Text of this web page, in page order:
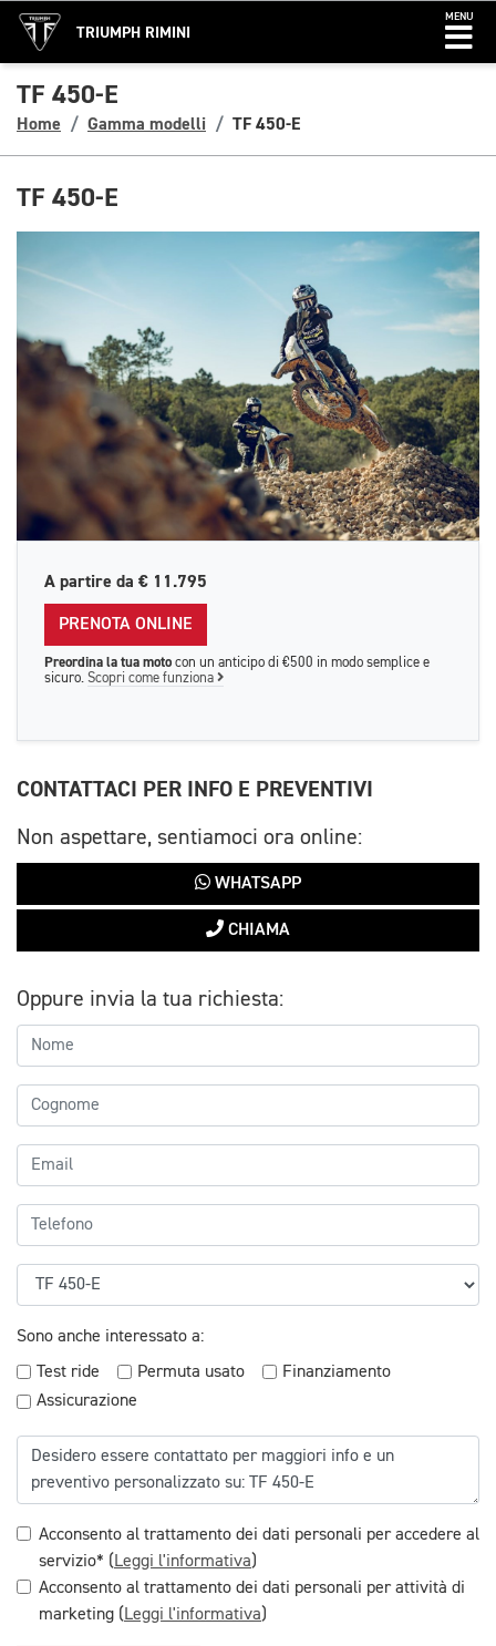
TRIUMPH RIMINI
MENU
TF 450-E
Home Gamma modelli TF 450-E
TF 450-E
A partire da € 11.795
PRENOTA ONLINE
Preordina la tua moto con un anticipo di €500 in modo semplice e
sicuro. Scopri come funziona
CONTATTACI PER INFO E PREVENTIVI
Non aspettare, sentiamoci ora online:
WHATSAPP
CHIAMA
Oppure invia la tua richiesta:
Sono anche interessato a:
Test ride
Permuta usato
Finanziamento
Assicurazione
Acconsento al trattamento dei dati personali per accedere al
servizio* (Leggi l'informativa)
Acconsento al trattamento dei dati personali per attività di
marketing (Leggi l'informativa)